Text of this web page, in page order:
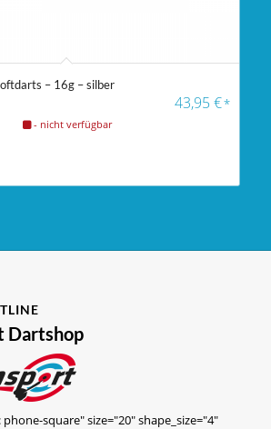
– 16g – silber
43,95€*
- nicht verfügbar
Dartshop
square" size="20" shape_size="4"